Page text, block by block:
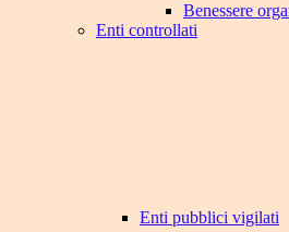
Benessere
Enti controllati
Enti pubblici vigilati